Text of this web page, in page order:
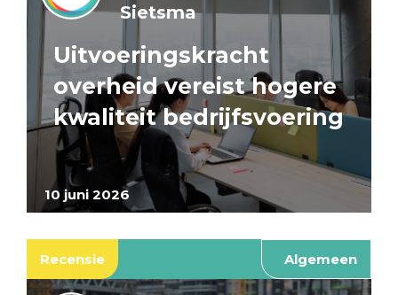
10 juni 2026
Sietsma
Uitvoeringskracht
overheid vereist hogere
kwaliteit bedrijfsvoering
Recensie Algemeen